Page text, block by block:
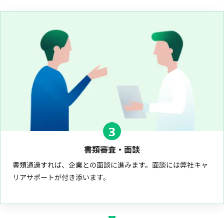
3
書類審査・面談
書類通過すれば、企業との面談に進みます。面談には弊社キャ
リアサポートが付き添います。